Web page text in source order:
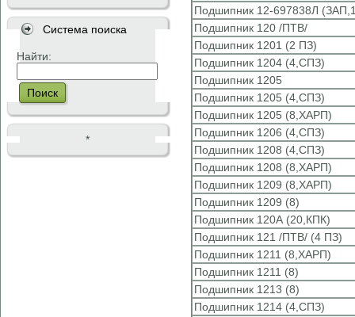
Система поиска
Найти:
Поиск
*
Подшипник 12-697838Л
Подшипник 120 /ПТВ/
Подшипник 1201 (2 ПЗ)
Подшипник 1204 (4,СПЗ)
Подшипник 1205
Подшипник 1205 (4,СПЗ)
Подшипник 1205 (8,ХАРП)
Подшипник 1206 (4,СПЗ)
Подшипник 1208 (4,СПЗ)
Подшипник 1208 (8,ХАРП)
Подшипник 1209 (8,ХАРП)
Подшипник 1209 (8)
Подшипник 120А (20,КПК)
Подшипник 121 /ПТВ/ (4 ПЗ)
Подшипник 1211 (8,ХАРП)
Подшипник 1211 (8)
Подшипник 1213 (8)
Подшипник 1214 (4,СПЗ)